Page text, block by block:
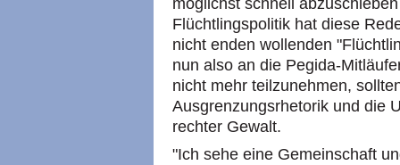
möglichst schnell
Flüchtlingspolitik hat diese
nicht enden wollenden
nun also an die Pegida-
nicht mehr teilzunehmen,
Ausgrenzungsrhetorik und die
rechter Gewalt.
"Ich sehe eine Gemeinschaft